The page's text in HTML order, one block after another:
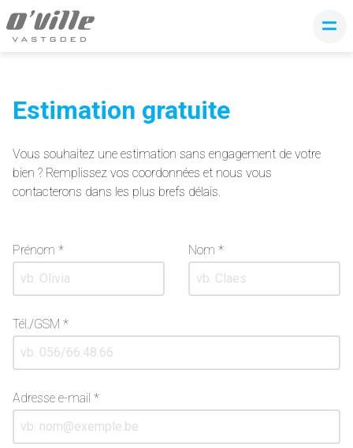
Estimation gratuite
Vous souhaitez une estimation sans engagement de votre
bien ? Remplissez vos coordonnées et nous vous
contacterons dans les plus brefs délais.
Prénom * Nom *
Tél./GSM *
Adresse e-mail *